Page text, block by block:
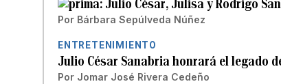
Julio César, Julisa y Rodrigo
Por Bárbara Sepúlveda Núñez
ENTRETENIMIENTO
Julio César Sanabria honrará el legado
Por Jomar José Rivera Cedeño